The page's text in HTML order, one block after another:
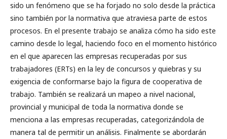
sido un fenómeno que se ha forjado no solo desde la práctica
sino también por la normativa que atraviesa parte de estos
procesos. En el presente trabajo se analiza cómo ha sido este
camino desde lo legal, haciendo foco en el momento histórico
en el que aparecen las empresas recuperadas por sus
trabajadores (ERTs) en la ley de concursos y quiebras y su
exigencia de conformarse bajo la figura de cooperativa de
trabajo. También se realizará un mapeo a nivel nacional,
provincial y municipal de toda la normativa donde se
menciona a las empresas recuperadas, categorizándola de
manera tal de permitir un análisis. Finalmente se abordarán